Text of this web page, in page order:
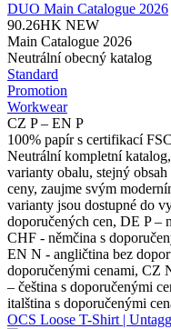
DUO Main Catalogue 2026
90.26HK NEW
Main Catalogue 2026
Neutrální obecný katalog
Standard
Promotion
Workwear
CZ P – EN P
100% papír s certifikací
Neutrální kompletní
varianty obalu, stejný
ceny, zaujme svým
varianty jsou dostupné do
doporučených cen, DE P –
CHF - němčina s
EN N - angličtina bez
doporučenými cenami, CZ
– čeština s doporučenými
italština s doporučenými
OCS Loose T-Shirt |